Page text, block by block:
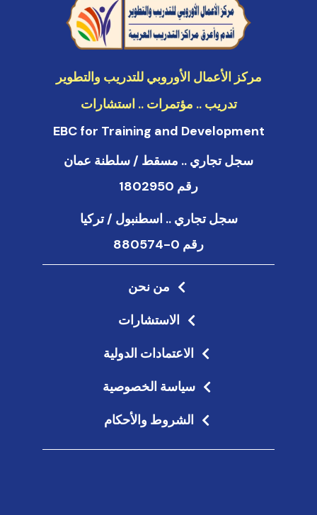
e
d
i
n
مركز الأعمال الأوروبي للتدريب والتطوير
تدريب .. مؤتمرات .. استشارات
EBC for Training and Development
سجل تجاري .. مسقط / سلطنة عمان
رقم 1802950
سجل تجاري .. اسطنبول / تركيا
رقم 0-880574
من نحن
الاستشارات
الاعتمادات الدولية
سياسة الخصوصية
الشروط والأحكام